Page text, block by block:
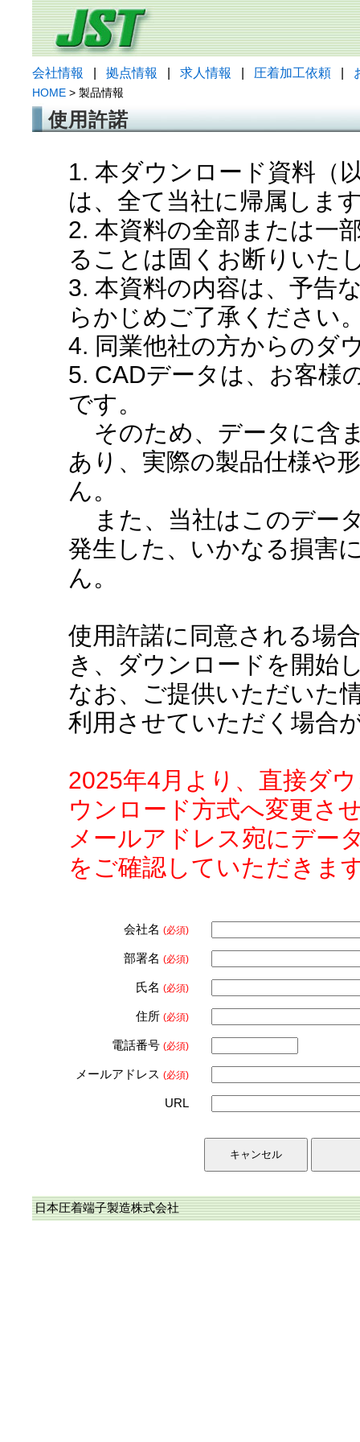
会社情報 拠点情報 求人情報 圧着加工依頼
HOME > 製品情報
使用許諾
1. 本ダウンロード資料（
は、全て当社に帰属しま
2. 本資料の全部または一
ることは固くお断りいた
3. 本資料の内容は、予告
らかじめご了承ください
4. 同業他社の方からのダ
5. CADデータは、お客様
です。
そのため、データに含
あり、実際の製品仕様や
ん。
また、当社はこのデー
発生した、いかなる損害
ん。
使用許諾に同意される場
き、ダウンロードを開始
なお、ご提供いただいた
利用させていただく場合
2025年4月より、直接ダ
ウンロード方式へ変更さ
メールアドレス宛にデー
をご確認していただきま
会社名 (必須)
部署名 (必須)
氏名 (必須)
住所 (必須)
電話番号 (必須)
メールアドレス (必須)
URL
日本圧着端子製造株式会社